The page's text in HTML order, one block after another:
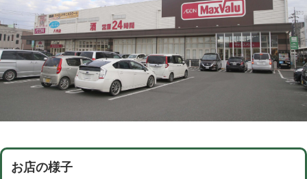
お店の様子